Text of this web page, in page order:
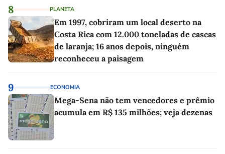
8 PLANETA
Em 1997, cobriram um local deserto na
Costa Rica com 12.000 toneladas de cascas
de laranja; 16 anos depois, ninguém
reconheceu a paisagem
9 ECONOMIA
Mega-Sena não tem vencedores e prêmio
acumula em R$ 135 milhões; veja dezenas